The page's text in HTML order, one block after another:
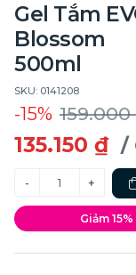
Gel Tắm
Blossom
500ml
SKU: 0141208
-15% 159.000
135.150 ₫ /
Giảm 15%